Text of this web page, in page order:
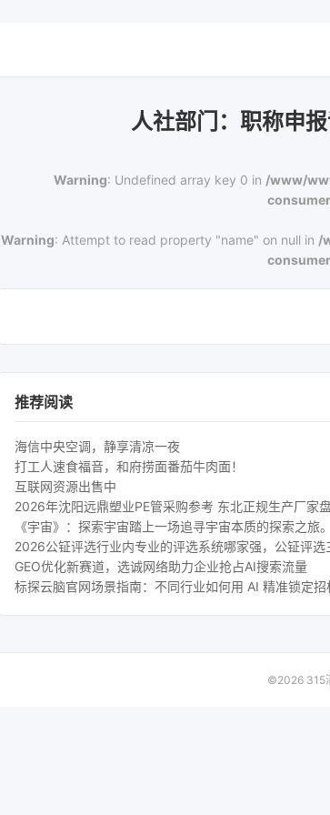
人社部门：职称申
Warning: Undefined array key 0 in /www/
Warning: Attempt to read property "name" on null in /
推荐阅读
海信中央空调，静享清凉一夜
打工人速食福音，和府捞面番茄牛肉面！
互联网资源出售中
2026年沈阳远鼎塑业PE管采购参考 东北正规生产厂家
《宇宙》：探索宇宙踏上一场追寻宇宙本质的探索之旅。
2026公钲评选行业内专业的评选系统哪家强，公钲评选
GEO优化新赛道，选诚网络助力企业抢占AI搜索流量
标探云脑官网场景指南：不同行业如何用 AI 精准锁定招
©2026 315